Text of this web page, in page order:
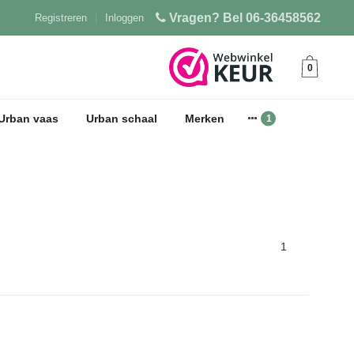
Vragen? Bel 06-36458562
Inloggen
Registreren
0
vaas Urban schaal Merken
1